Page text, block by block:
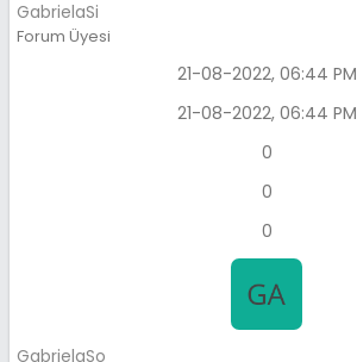
GabrielaSi
Forum Üyesi
21-08-2022, 06:44 PM
21-08-2022, 06:44 PM
0
0
0
GabrielaSo